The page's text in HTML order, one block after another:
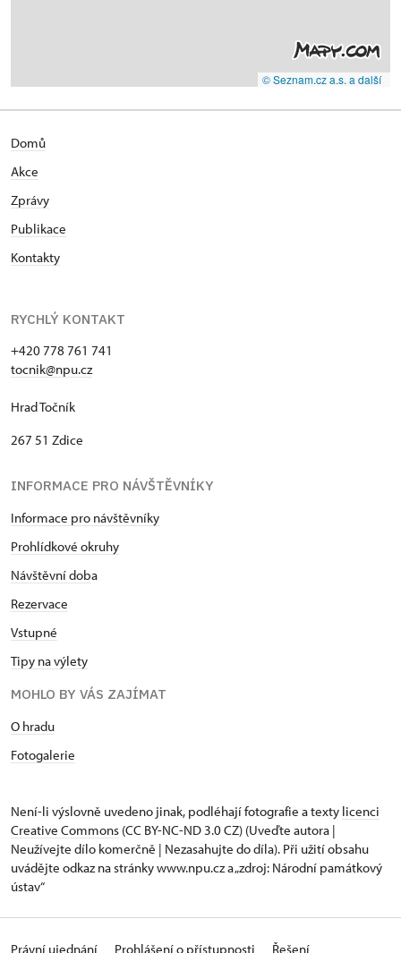
© Seznam.cz a.s. a další
Domů
Akce
Zprávy
Publikace
Kontakty
RYCHLÝ KONTAKT
+420 778 761 741
tocnik@npu.cz
Hrad Točník
267 51 Zdice
INFORMACE PRO NÁVŠTĚVNÍKY
Informace pro návštěvníky
Prohlídkové okruhy
Návštěvní doba
Rezervace
Vstupné
Tipy na výlety
MOHLO BY VÁS ZAJÍMAT
O hradu
Fotogalerie
Není-li výslovně uvedeno jinak, podléhají fotografie a texty licenci
Creative Commons (CC BY-NC-ND 3.0 CZ) (Uveďte autora |
Neužívejte dílo komerčně | Nezasahujte do díla). Při užití obsahu
uvádějte odkaz na stránky www.npu.cz a „zdroj: Národní památkový
ústav“
Právní ujednání Prohlášení o přístupnosti Řešení